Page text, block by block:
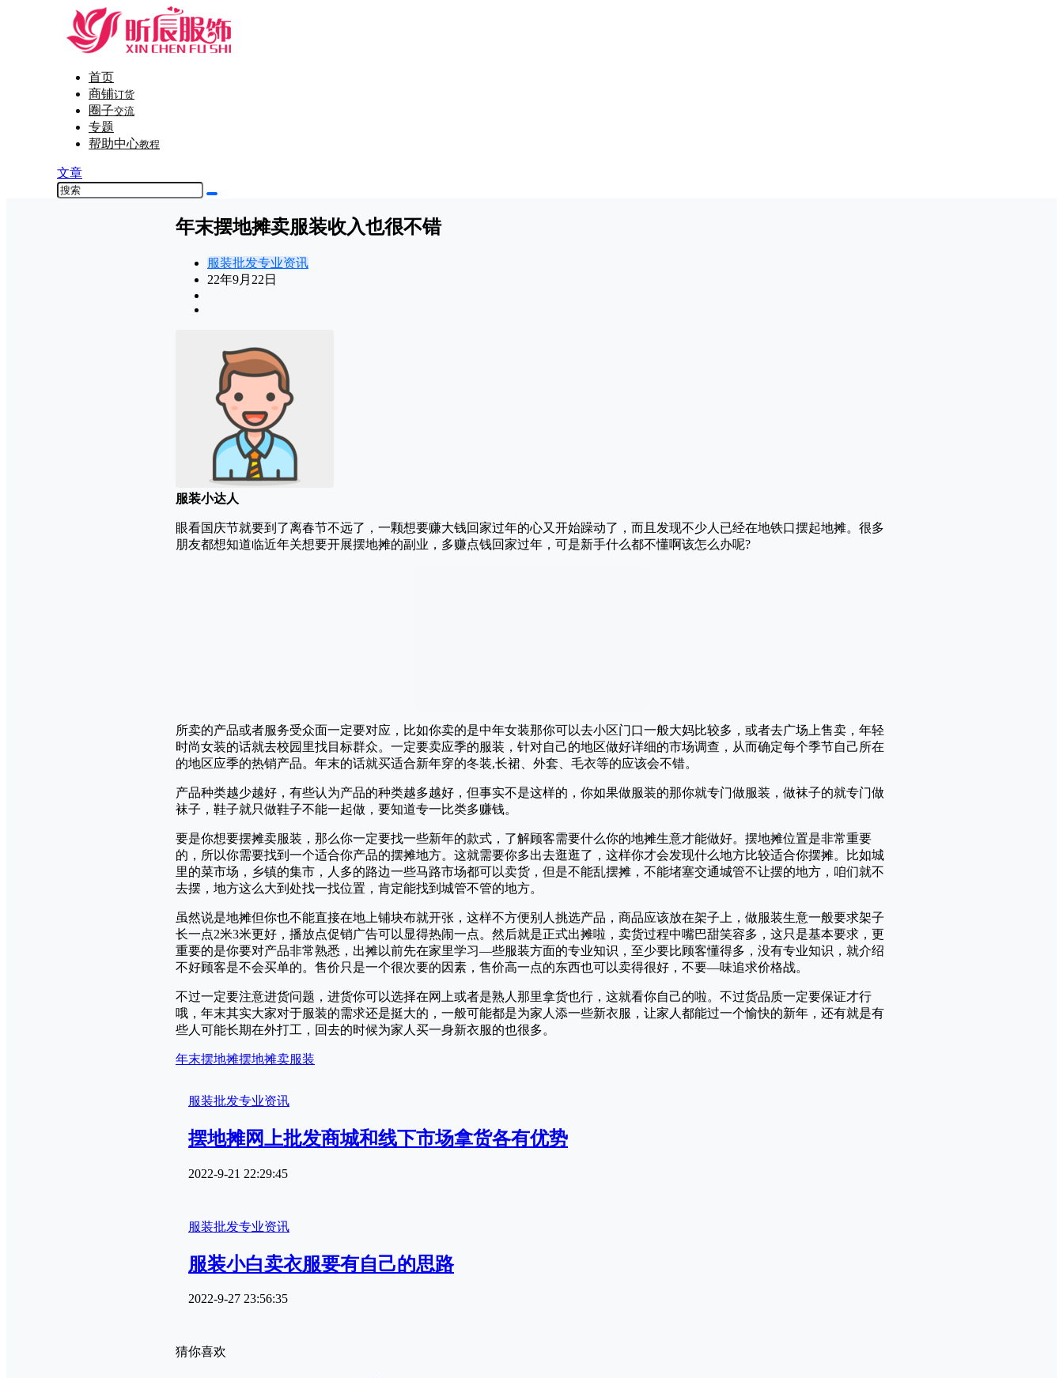
首页
商铺订货
圈子交流
专题
帮助中心教程
文章
年末摆地摊卖服装收入也很不错
服装批发专业资讯
22年9月22日
服装小达人
眼看国庆节就要到了离春节不远了，一颗想要赚大钱回家过年的心又开始躁动了，而且发现不少人已经在地铁口摆起地摊。很多
朋友都想知道临近年关想要开展摆地摊的副业，多赚点钱回家过年，可是新手什么都不懂啊该怎么办呢?
所卖的产品或者服务受众面一定要对应，比如你卖的是中年女装那你可以去小区门口一般大妈比较多，或者去广场上售卖，年轻
时尚女装的话就去校园里找目标群众。一定要卖应季的服装，针对自己的地区做好详细的市场调查，从而确定每个季节自己所在
的地区应季的热销产品。年末的话就买适合新年穿的冬装,长裙、外套、毛衣等的应该会不错。
产品种类越少越好，有些认为产品的种类越多越好，但事实不是这样的，你如果做服装的那你就专门做服装，做袜子的就专门做
袜子，鞋子就只做鞋子不能一起做，要知道专一比类多赚钱。
要是你想要摆摊卖服装，那么你一定要找一些新年的款式，了解顾客需要什么你的地摊生意才能做好。摆地摊位置是非常重要
的，所以你需要找到一个适合你产品的摆摊地方。这就需要你多出去逛逛了，这样你才会发现什么地方比较适合你摆摊。比如城
里的菜市场，乡镇的集市，人多的路边一些马路市场都可以卖货，但是不能乱摆摊，不能堵塞交通城管不让摆的地方，咱们就不
去摆，地方这么大到处找一找位置，肯定能找到城管不管的地方。
虽然说是地摊但你也不能直接在地上铺块布就开张，这样不方便别人挑选产品，商品应该放在架子上，做服装生意一般要求架子
长一点2米3米更好，播放点促销广告可以显得热闹一点。然后就是正式出摊啦，卖货过程中嘴巴甜笑容多，这只是基本要求，更
重要的是你要对产品非常熟悉，出摊以前先在家里学习—些服装方面的专业知识，至少要比顾客懂得多，没有专业知识，就介绍
不好顾客是不会买单的。售价只是一个很次要的因素，售价高一点的东西也可以卖得很好，不要—味追求价格战。
不过一定要注意进货问题，进货你可以选择在网上或者是熟人那里拿货也行，这就看你自己的啦。不过货品质一定要保证才行
哦，年末其实大家对于服装的需求还是挺大的，一般可能都是为家人添一些新衣服，让家人都能过一个愉快的新年，还有就是有
些人可能长期在外打工，回去的时候为家人买一身新衣服的也很多。
年末摆地摊摆地摊卖服装
服装批发专业资讯
摆地摊网上批发商城和线下市场拿货各有优势
2022-9-21 22:29:45
服装批发专业资讯
服装小白卖衣服要有自己的思路
2022-9-27 23:56:35
猜你喜欢